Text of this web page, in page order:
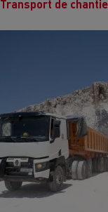
Transport de